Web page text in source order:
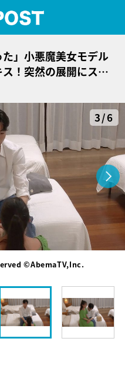
た」小悪魔美女モデル
！突然の展開にスタ
3/6
©AbemaTV,Inc.